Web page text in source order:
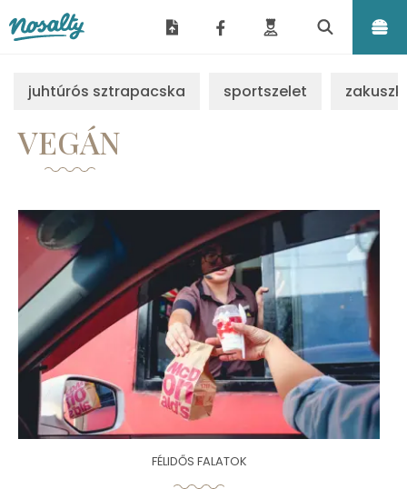
juhtúrós sztrapacska sportszelet
VEGÁN
FÉLIDŐS FALATOK